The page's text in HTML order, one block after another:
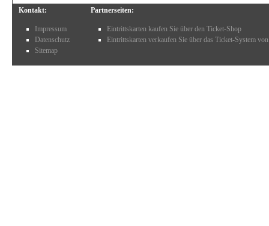
Kontakt:
Impressum
Datenschutz
Sitemap
Partnerseiten:
Eintrittskarten kaufen Sie über den Ticket-Shop
Eintrittskarten verkaufen Sie über das Ticket-System